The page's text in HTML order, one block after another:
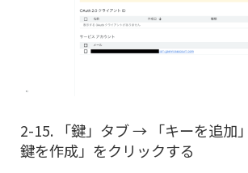
2-15. 「鍵」タブ → 「キーを追加
鍵を作成」をクリックする